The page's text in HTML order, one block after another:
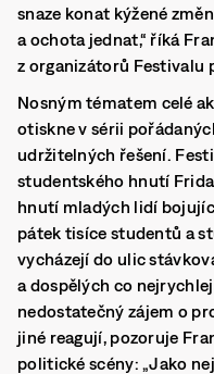
snaze konat kýžené
a ochota jednat,“ říká
z organizátorů Festivalu
Nosným tématem celé
otiskne v sérii
udržitelných řešení.
studentského hnutí
hnutí mladých lidí
pátek tisíce studentů a
vycházejí do ulic
a dospělých co
nedostatečný zájem o
jiné reagují, pozoruje
politické scény: „Jako